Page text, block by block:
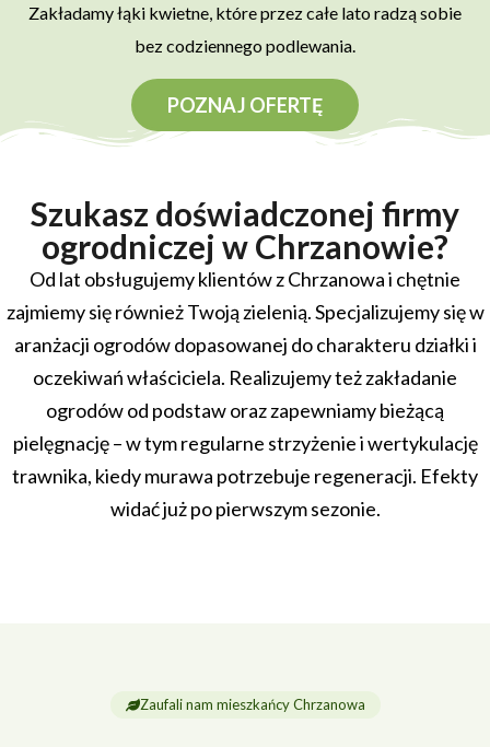
Zakładamy łąki kwietne, które przez całe lato radzą sobie
bez codziennego podlewania.
POZNAJ OFERTĘ
Szukasz doświadczonej firmy
ogrodniczej w Chrzanowie?
Od lat obsługujemy klientów z Chrzanowa i chętnie
zajmiemy się również Twoją zielenią. Specjalizujemy się w
aranżacji ogrodów dopasowanej do charakteru działki i
oczekiwań właściciela. Realizujemy też zakładanie
ogrodów od podstaw oraz zapewniamy bieżącą
pielęgnację – w tym regularne strzyżenie i wertykulację
trawnika, kiedy murawa potrzebuje regeneracji. Efekty
widać już po pierwszym sezonie.
Zaufali nam mieszkańcy Chrzanowa